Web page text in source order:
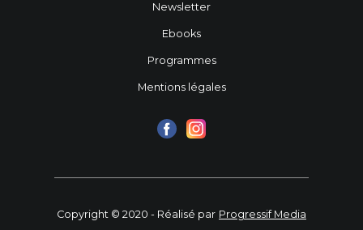
Newsletter
Ebooks
Programmes
Mentions légales
Copyright © 2020 - Réalisé par Progressif Media